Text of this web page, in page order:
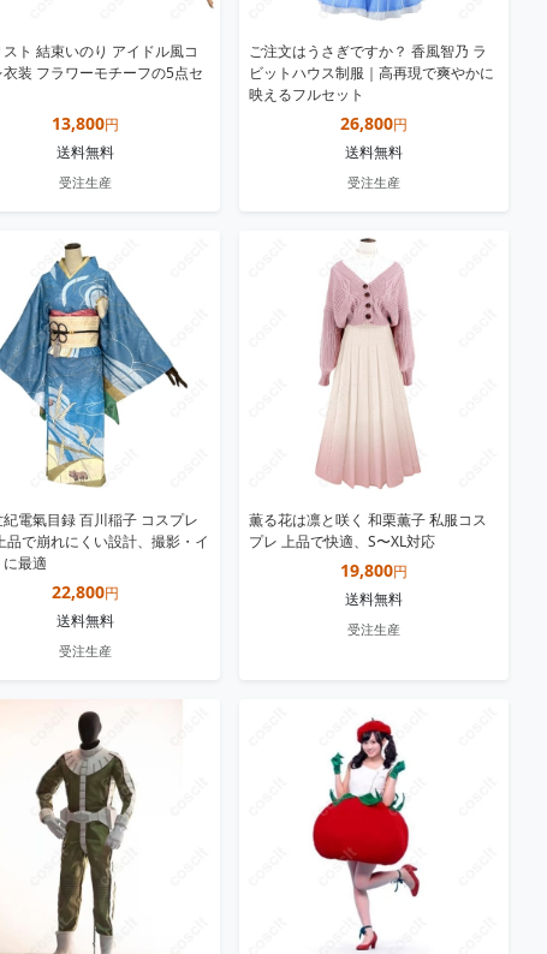
スト 結束いのり アイドル風コ
衣装 フラワーモチーフの5点セ
13,800円
送料無料
受注生産
ご注文はうさぎですか？ 香風智乃 ラ
ビットハウス制服｜高再現で爽やかに
映えるフルセット
26,800円
送料無料
受注生産
電氣目録 百川稲子 コスプレ
品で崩れにくい設計、撮影・イ
最適
22,800円
送料無料
受注生産
薫る花は凛と咲く 和栗薫子 私服コス
プレ 上品で快適、S〜XL対応
19,800円
送料無料
受注生産